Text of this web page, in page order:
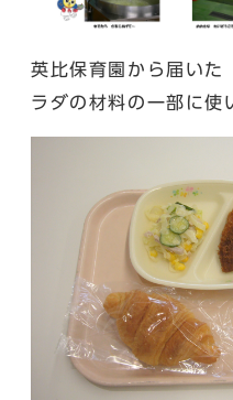
英比保育園から届いた
ラダの材料の一部に使